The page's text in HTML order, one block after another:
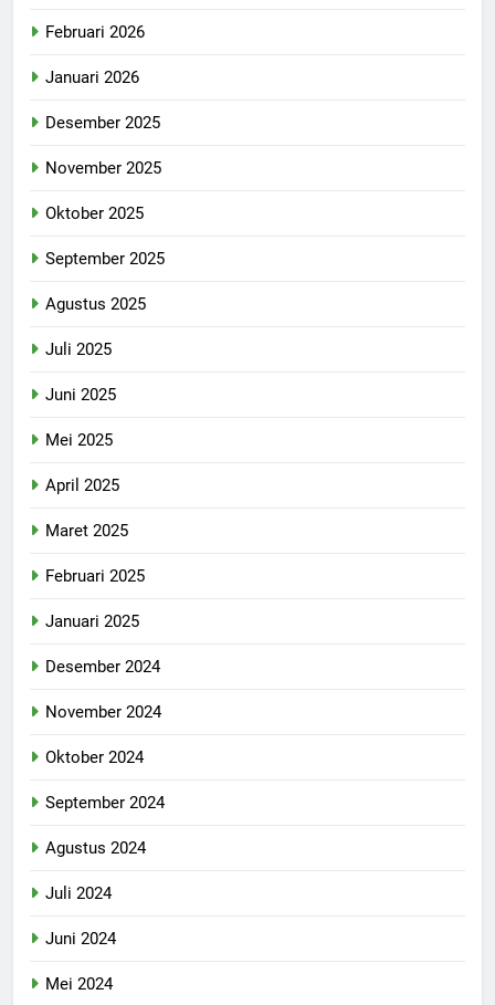
Februari 2026
Januari 2026
Desember 2025
November 2025
Oktober 2025
September 2025
Agustus 2025
Juli 2025
Juni 2025
Mei 2025
April 2025
Maret 2025
Februari 2025
Januari 2025
Desember 2024
November 2024
Oktober 2024
September 2024
Agustus 2024
Juli 2024
Juni 2024
Mei 2024